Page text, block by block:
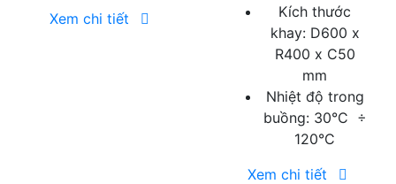
Xem chi tiết
Kích thước
khay: D600 x
R400 x C50
mm
Nhiệt độ trong
buồng: 30°C ÷
120°C
Xem chi tiết